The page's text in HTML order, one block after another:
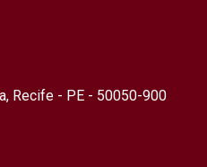
Recife - PE - 50050-900